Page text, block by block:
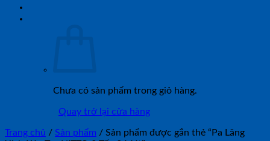
Chưa có sản phẩm trong giỏ hàng.
Quay trở lại cửa hàng
Trang chủ / Sản phẩm / Sản phẩm được gắn thẻ “Pa Lăng